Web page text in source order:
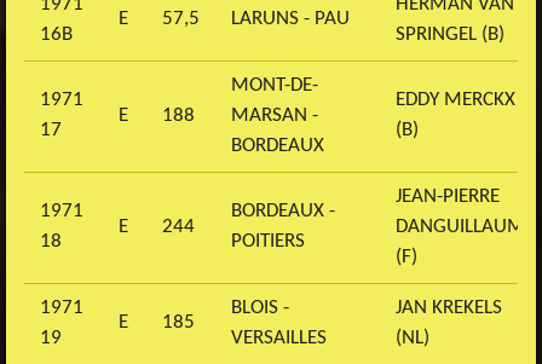
1971
16B
E 57,5 LARUNS - PAU
HERMAN VAN
SPRINGEL (B)
1971
17
E 188
MONT-DE-
MARSAN -
BORDEAUX
EDDY MERCKX
(B)
1971
18
E 244
BORDEAUX -
POITIERS
JEAN-PIERRE
DANGUILLAUME
(F)
1971
19
E 185
BLOIS -
VERSAILLES
JAN KREKELS
(NL)